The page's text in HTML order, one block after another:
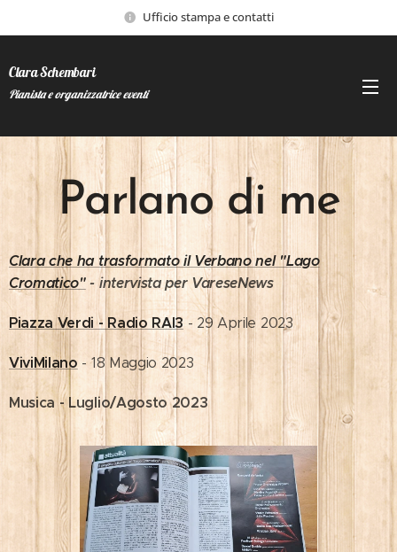
Ufficio stampa e contatti
Clara Schembari
Pianista e organizzatrice eventi
Parlano di me
Clara che ha trasformato il Verbano nel "Lago
Cromatico"- intervista per VareseNews
Piazza Verdi - Radio RAI3 - 29 Aprile 2023
ViviMilano - 18 Maggio 2023
Musica - Luglio/Agosto 2023